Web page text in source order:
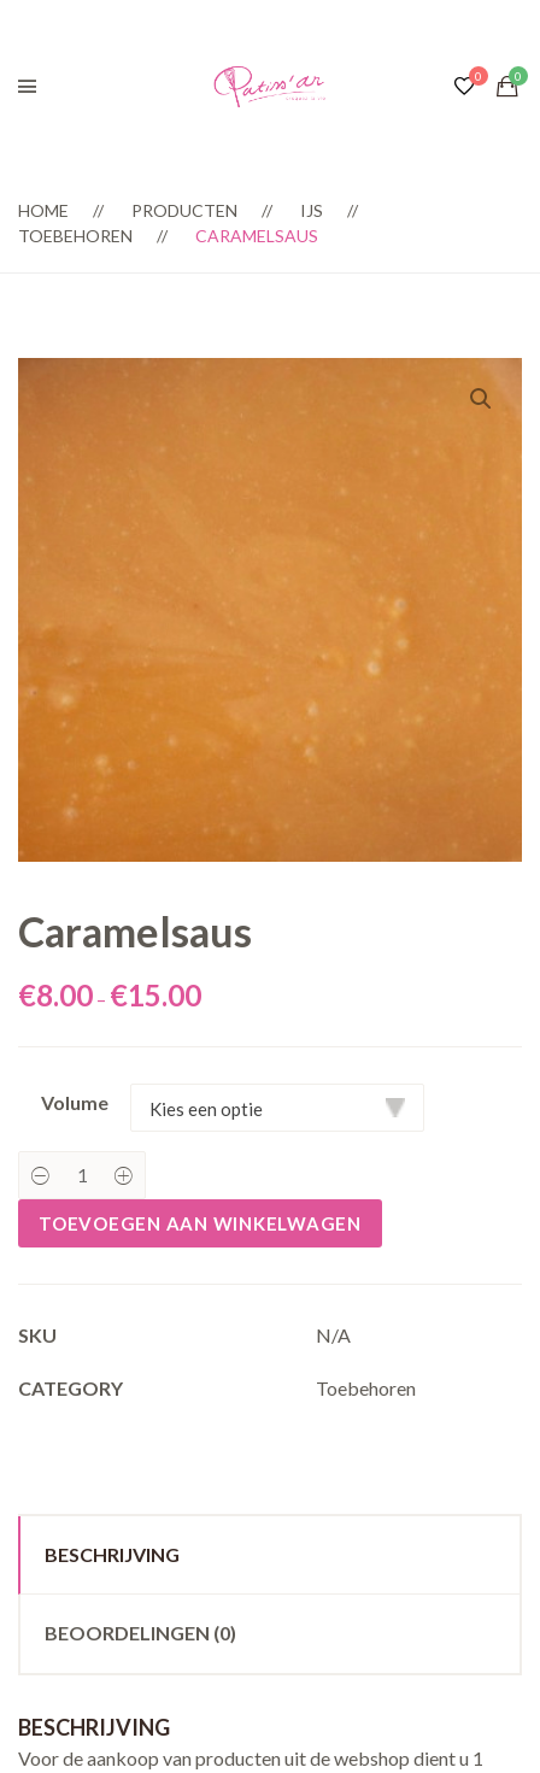
HOME PRODUCTEN
IJS
TOEBEHOREN
CARAMELSAUS
Caramelsaus
€8.00 – €15.00
Volume
Caramelsaus
quantity
TOEVOEGEN AAN WINKELWAGEN
SKU N/A
CATEGORY Toebehoren
BESCHRIJVING
BEOORDELINGEN (0)
BESCHRIJVING
Voor de aankoop van producten uit de webshop dient u 1